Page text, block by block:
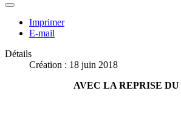
Imprimer
E-mail
Détails
Création : 18 juin 2018
AVEC LA REPRISE DU